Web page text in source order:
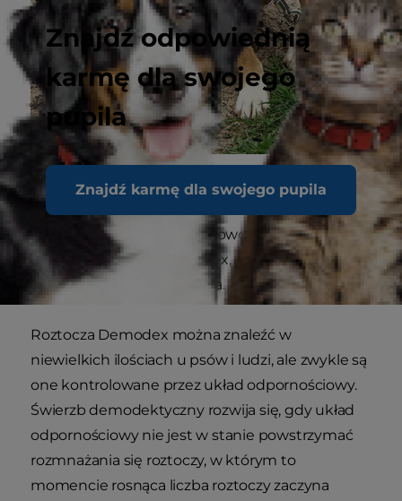
Znajdź odpowiednią
karmę dla swojego
pupila
Znajdź karmę dla swojego pupila
Świerzb demodektyczny
Ten rodzaj świerzbu jest spowodowany inwazją
roztoczy z rodzaju Demodex, które żyją w skórze
i mieszkach włosowych psa.
Roztocza Demodex można znaleźć w
niewielkich ilościach u psów i ludzi, ale zwykle są
one kontrolowane przez układ odpornościowy.
Świerzb demodektyczny rozwija się, gdy układ
odpornościowy nie jest w stanie powstrzymać
rozmnażania się roztoczy, w którym to
momencie rosnąca liczba roztoczy zaczyna